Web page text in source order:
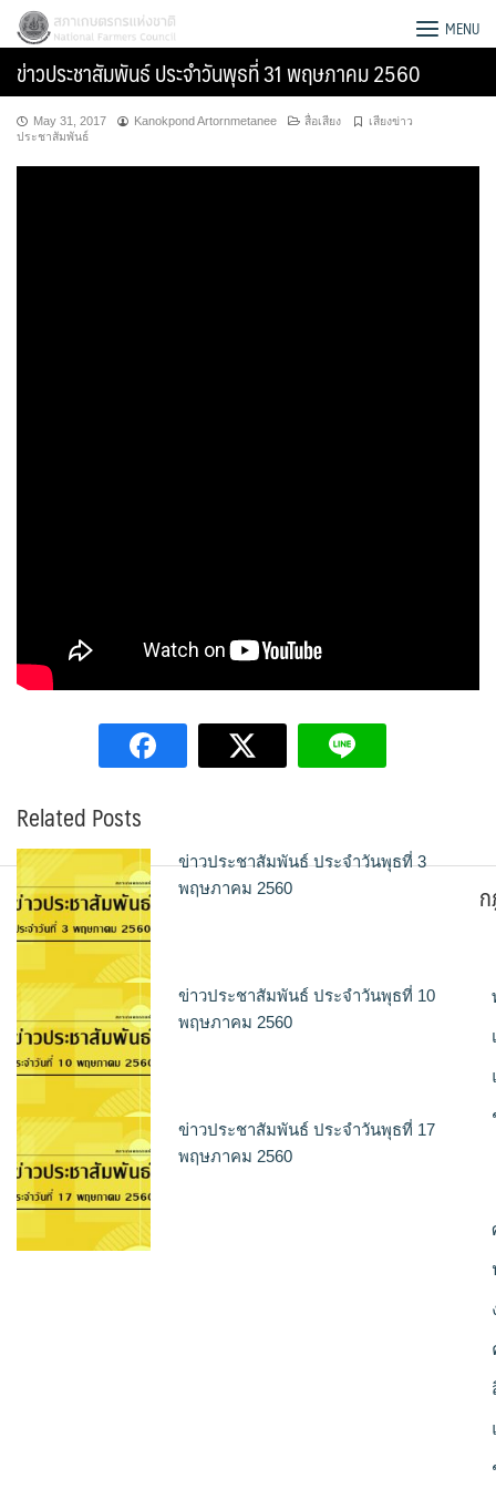
Skip
content
สภาเกษตรกรแห่งชาติ MENU
ข่าวประชาสัมพันธ์ ประจำวันพุธที่ 31 พฤษภาคม 2560
May 31, 2017 Kanokpond Artornmetanee สื่อเสียง
เสียงข่าว
ประชาสัมพันธ์
Related Posts
ข่าวประชาสัมพันธ์ ประจำวันพุธที่ 3
พฤษภาคม 2560
ข่าวประชาสัมพันธ์ ประจำวันพุธที่ 10
พฤษภาคม 2560
ข่าวประชาสัมพันธ์ ประจำวันพุธที่ 17
พฤษภาคม 2560